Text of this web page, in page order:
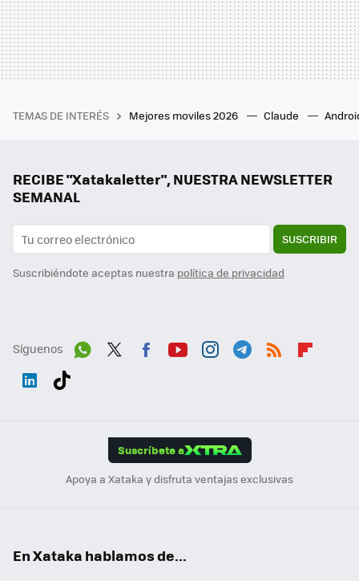
TEMAS DE INTERÉS Mejores moviles 2026 Claude
RECIBE "Xatakaletter", NUESTRA NEWSLETTER
SEMANAL
SUSCRIBIR
Suscribiéndote aceptas nuestra política de privacidad
Síguenos
Suscríbete a
Apoya a Xataka y disfruta ventajas exclusivas
En Xataka hablamos de...